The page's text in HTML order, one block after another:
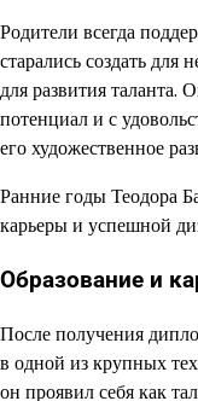
Родители всегда
старались создать
для развития таланта.
потенциал и с
его художественное
Ранние годы Теодора
карьеры и успешной
Образование и
После получения
в одной из крупных
он проявил себя как